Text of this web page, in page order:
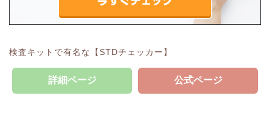
検査キットで有名な【STDチェッカー】
詳細ページ 公式ページ